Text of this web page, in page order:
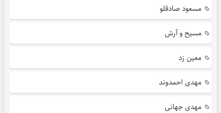
مسعود صادقلو
مسیح و آرش
معین زد
مهدی احمدوند
مهدی جهانی